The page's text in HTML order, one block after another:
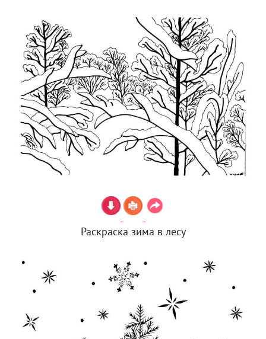
Раскраска зима в лесу